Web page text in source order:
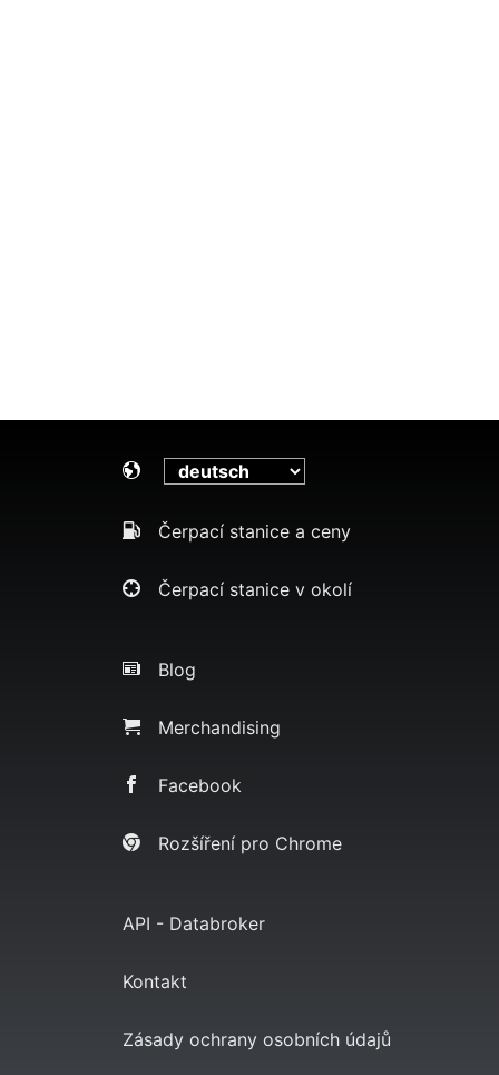
Čerpací stanice a ceny
Čerpací stanice v okolí
Blog
Merchandising
Facebook
Rozšíření pro Chrome
API - Databroker
Kontakt
Zásady ochrany osobních údajů